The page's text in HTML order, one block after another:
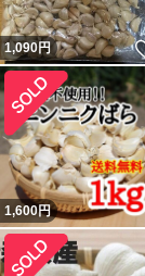
1,090円
1,600円